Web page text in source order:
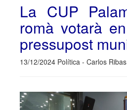
La CUP
romà votarà
pressupost
13/12/2024 Política - Carlos Ribas